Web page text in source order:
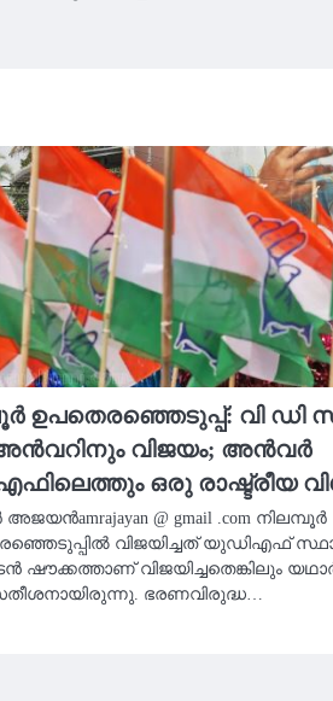
ഉപതെരഞ്ഞെടുപ്പ്: വി ഡി
അൻവറിനും വിജയം; അൻവർ
ഒരു രാഷ്ട്രീയ
@ gmail .com നിലമ്പൂർ
വിജയിച്ചത് യുഡിഎഫ്
ഷൗക്കത്താണ് വിജയിച്ചതെങ്കിലും
ഭരണവിരുദ്ധ…